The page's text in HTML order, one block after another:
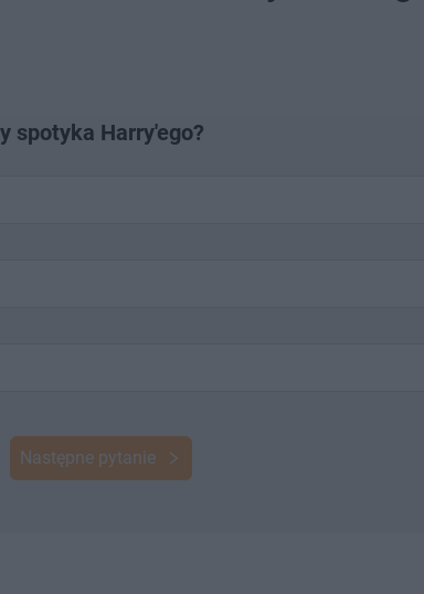
spotyka Harry'ego?
Następne pytanie